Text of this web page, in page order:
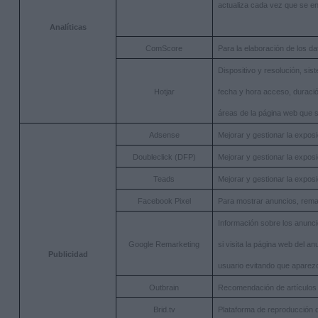
Analíticas
actualiza cada vez que se
ComScore Para la elaboración de los
Hotjar
Dispositivo y resolución,
fecha y hora acceso,
áreas de la página web que
Publicidad
Adsense Mejorar y gestionar la
Doubleclick (DFP) Mejorar y gestionar la
Teads Mejorar y gestionar la
Facebook Pixel Para mostrar anuncios,
Google Remarketing
Información sobre los
si visita la página web del
usuario evitando que
Outbrain Recomendación de
Brid.tv Plataforma de reproducción